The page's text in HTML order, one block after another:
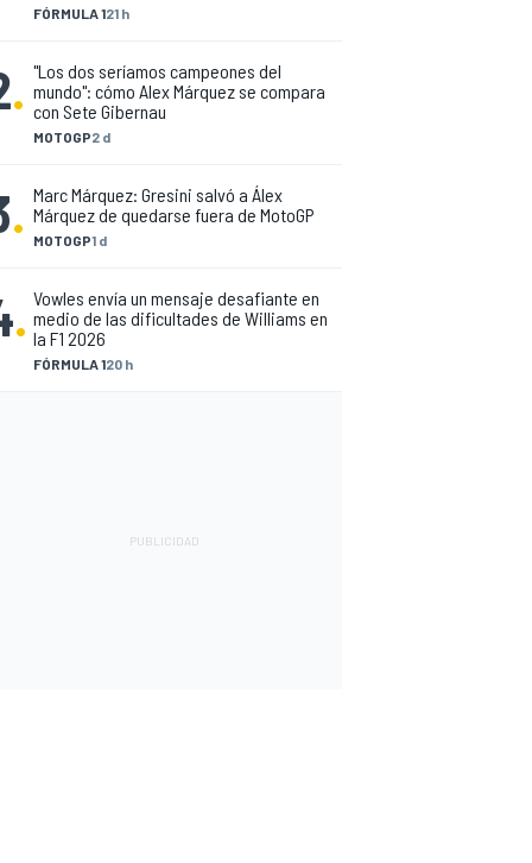
FÓRMULA 121 h
.
MOTOGP2 d
"Los dos seríamos campeones del
mundo": cómo Alex Márquez se compara
con Sete Gibernau
. MOTOGP1 d
Marc Márquez: Gresini salvó a Álex
Márquez de quedarse fuera de MotoGP
.
FÓRMULA 120 h
Vowles envía un mensaje desafiante en
medio de las dificultades de Williams en
la F1 2026